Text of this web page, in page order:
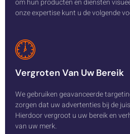
om hun producten en diensten
onze expertise kunt u de volgende
Vergroten Van Uw Bereik
We gebruiken geavanceerde
zorgen dat uw advertenties bij de
Hierdoor vergroot u uw bereik en
van uw merk.